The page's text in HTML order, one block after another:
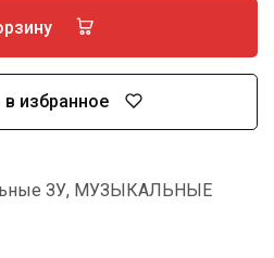
избранное
ЗУ, МУЗЫКАЛЬНЫЕ